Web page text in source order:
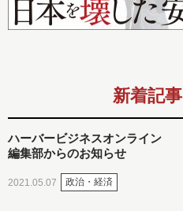
新着記事
ハーバービジネスオンライン
編集部からのお知らせ
2021.05.07 政治・経済